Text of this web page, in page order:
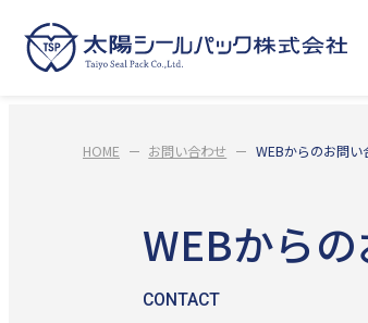
HOME お問い合わせ WEBからのお問い
WEBから
CONTACT